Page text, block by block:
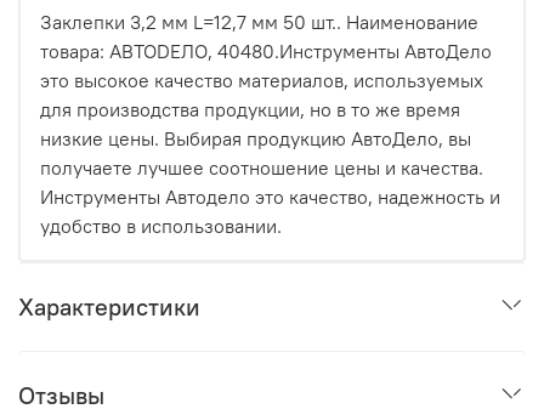
Заклепки 3,2 мм L=12,7 мм 50 шт.. Наименование
товара: АВТОDЕЛО, 40480.Инструменты АвтоДело
это высокое качество материалов, используемых
для производства продукции, но в то же время
низкие цены. Выбирая продукцию АвтоДело, вы
получаете лучшее соотношение цены и качества.
Инструменты Автодело это качество, надежность и
удобство в использовании.
Характеристики
Отзывы